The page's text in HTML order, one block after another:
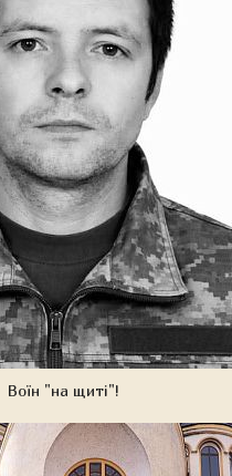
Воїн "на щиті"!